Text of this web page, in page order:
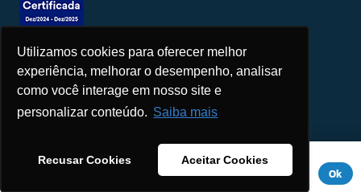
Utilizamos cookies para oferecer melhor
experiência, melhorar o desempenho, analisar
como você interage em nosso site e
personalizar conteúdo. Saiba mais
Recusar Cookies Aceitar Cookies
Seja um patrocinador
Este site usa cookies para melhorar sua experiência. Se você
continuar a usar este site, você concorda com ele.Aviso de
Ok